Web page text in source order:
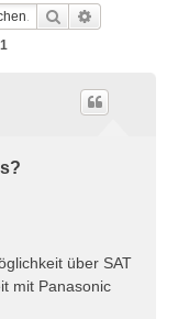
Suche
1
über SAT
mit Panasonic